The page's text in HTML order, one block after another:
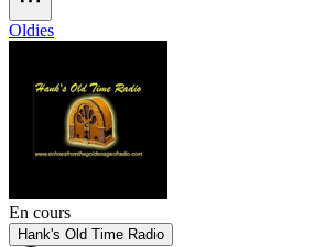
Oldies
En cours
Hank's Old Time Radio